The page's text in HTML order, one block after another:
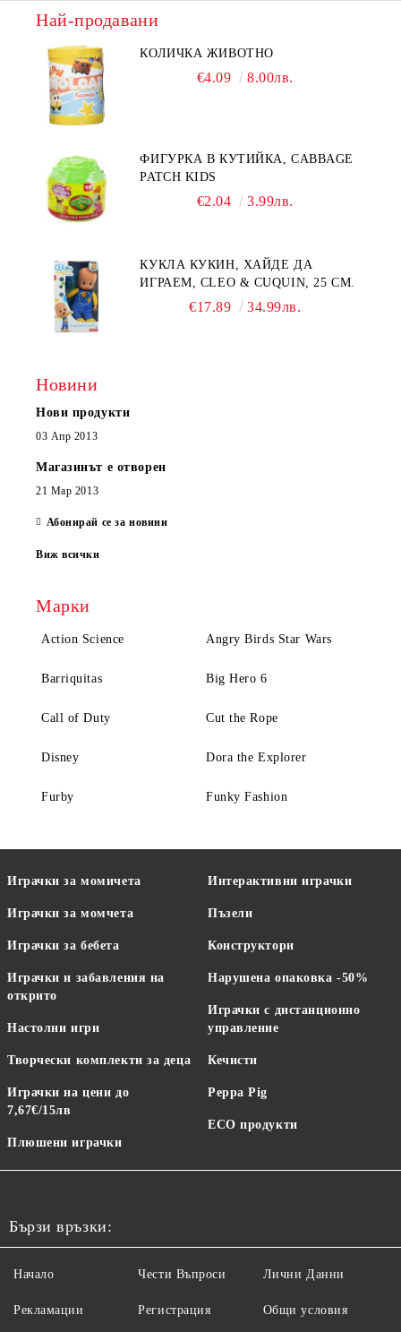
Най-продавани
КОЛИЧКА ЖИВОТНО
€4.09 8.00лв.
ФИГУРКА В КУТИЙКА, CABBAGE
PATCH KIDS
€2.04 3.99лв.
КУКЛА КУКИН, ХАЙДЕ ДА
ИГРАЕМ, CLEO & CUQUIN, 25 СМ.
€17.89 34.99лв.
Новини
Нови продукти
03 Апр 2013
Магазинът е отворен
21 Мар 2013
Абонирай се за новини
Виж всички
Марки
Action Science Angry Birds Star Wars
Barriquitas Big Hero 6
Call of Duty Cut the Rope
Disney Dora the Explorer
Furby Funky Fashion
Играчки за момичета
Играчки за момчета
Играчки за бебета
Играчки и забавления на
открито
Настолни игри
Творчески комплекти за деца
Играчки на цени до
7,67€/15лв
Плюшени играчки
Интерактивни играчки
Пъзели
Конструктори
Нарушена опаковка -50%
Играчки с дистанционно
управление
Кечисти
Peppa Pig
ECO продукти
Бързи връзки:
Начало
Рекламации
Чести Въпроси
Регистрация
Лични Данни
Общи условия